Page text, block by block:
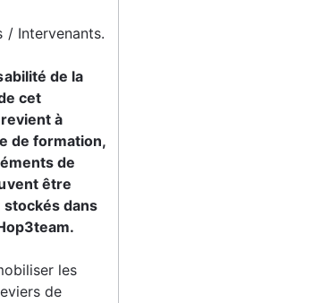
/ Intervenants.
de la
cet
à
de formation,
de
être
dans
les
de